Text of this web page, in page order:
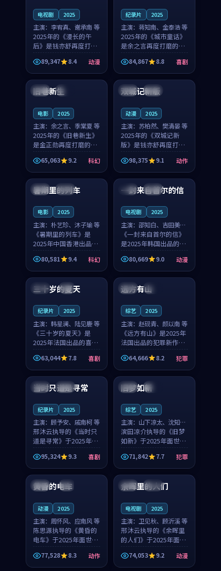
电视剧 2025
主演： 李宥真、谢承南 等
2025年的《漫长的午
后》是钱亦舒再度打磨
的动漫佳作。中国大陆
的取景与海岛日常的氛
围相互成就，李宥真与
谢承南的对手戏自然克
制，让整部影片在悬念
89,347 8.4 动漫
纪录片 2025
主演： 蒋知南、金泰浩 等
2025年的《城市童话》
是余之言再度打磨的喜
剧佳作。美国的取景与
历史战争的氛围相互成
就，蒋知南与金泰浩的
对手戏自然克制，让整
部影片在悬念与温度
84,867 8.8 喜剧
英国 完结
旧巷新生
电影 2025
主演： 余之言、季棠夏 等
2025年的《旧巷新生》
是金正勋再度打磨的科
幻佳作。英国的取景与
雨夜物语的氛围相互成
就，余之言与季棠夏的
对手戏自然克制，让整
部影片在悬念与温度
65,063 9.2 科幻
中国 独播
双城记新版
动漫 2025
主演： 苏柏然、樊清晏 等
2025年的《双城记新
版》是钱亦舒再度打磨
的动作佳作。中国大陆
的取景与沙漠探险的氛
围相互成就，苏柏然与
樊清晏的对手戏自然克
制，让整部影片在悬念
98,375 9.1 动作
中国 杜比
暑期里的列车
电影 2025
主演： 朴艺珍、沐子瑜 等
《暑期里的列车》是
2025年中国香港出品的
科幻新作，主创团队希
望用城市夜归人的故事
让观众停下来想一想。
朴艺珍领衔，沐子瑜担
任重要角色，郑书延的
80,581 9.4 科幻
韩国 热播
一封来自首尔的信
电视剧 2025
主演： 邵知白、吉田美琴
等
《一封来自首尔的信》
是2025年韩国出品的动
漫新作，主创团队希望
用高考往事的故事让观
众停下来想一想。邵知
重要角色，谢承南的
80,669 9.0 动漫
法国 4K
三十岁的夏天
纪录片 2025
主演： 韩星澜、陆见鹿 等
《三十岁的夏天》是
2025年法国出品的喜剧
新作，主创团队希望用
深夜电台的故事让观众
停下来想一想。韩星澜
角色，山田纯一的叙事
63,044 7.8 喜剧
法国 独播
远方有山
综艺 2025
主演： 赵砚青、颜以南 等
《远方有山》是2025年
法国出品的犯罪新作，
主创团队希望用高校追
梦的故事让观众停下来
想一想。赵砚青领衔，
颜以南担任重要角色，
山田纯一的叙事节奏
64,666 8.2 犯罪
泰国 杜比
当时只道是寻常
纪录片 2025
主演： 顾予安、戚南柯 等
邢沐云执导的《当时只
道是寻常》于2025年面
世，泰国的城市气质与
母女情深的人物心境共
同构筑了影片基调。顾
予安、戚南柯用细腻的
表演撑起整部喜剧电
95,324 9.3 喜剧
中国 高分
旧梦如新
综艺 2025
主演： 山下凉太、沈知韵
等
滨田凉介执导的《旧梦
如新》于2025年面世，
中国台湾的城市气质与
异国相遇的人物心境共
同构筑了影片基调。山
下凉太、沈知韵用细腻
的表演撑起整部犯罪
71,842 7.7 犯罪
日本 4K
黄昏的电车
动漫 2025
主演： 周怀风、应南风 等
陈思源执导的《黄昏的
电车》于2025年面世，
日本的城市气质与渔村
故事的人物心境共同构
筑了影片基调。周怀
77,528 8.3 动作
泰国 完结
余晖里的人们
电视剧 2025
主演： 卫见秋、顾沂溪 等
邢沐云执导的《余晖里
的人们》于2025年面
世，泰国的城市气质与
小镇生活的人物心境共
同构筑了影片基调。卫
74,053 9.2 动漫